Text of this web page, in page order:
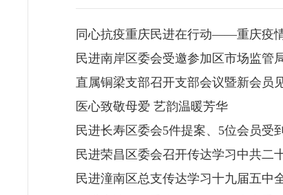
同心抗疫重庆民进在行动——重庆疫
民进南岸区委会受邀参加区市场监管
直属铜梁支部召开支部会议暨新会员
医心致敬母爱 艺韵温暖芳华
民进长寿区委会5件提案、5位会员受
民进荣昌区委会召开传达学习中共二
民进潼南区总支传达学习十九届五中